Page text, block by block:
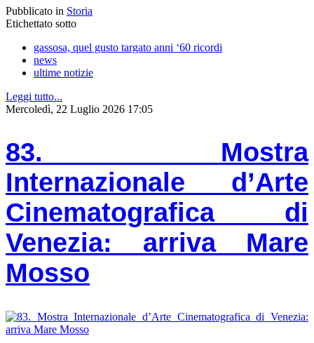
Pubblicato in Storia
Etichettato sotto
gassosa, quel gusto targato anni ‘60 ricordi
news
ultime notizie
Leggi tutto...
Mercoledì, 22 Luglio 2026 17:05
83. Mostra
Internazionale d’Arte
Cinematografica di
Venezia: arriva Mare
Mosso